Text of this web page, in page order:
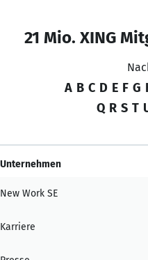
21 Mio. XING
A B C D E F G
Q R S T
Unternehmen
New Work SE
Karriere